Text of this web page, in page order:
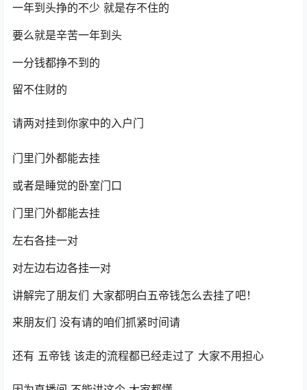
一年到头挣的不少 就是存不住的
要么就是辛苦一年到头
一分钱都挣不到的
留不住财的
请两对挂到你家中的入户门
门里门外都能去挂
或者是睡觉的卧室门口
门里门外都能去挂
左右各挂一对
对左边右边各挂一对
讲解完了朋友们 大家都明白五帝钱怎么去挂了吧！
来朋友们 没有请的咱们抓紧时间请
还有 五帝钱 该走的流程都已经走过了 大家不用担心